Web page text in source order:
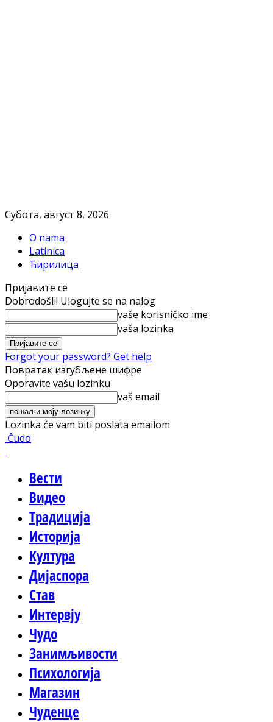
Субота, август 8, 2026
O nama
Latinica
Ћирилица
Пријавите се
Dobrodošli! Ulogujte se na nalog
vaše korisničko ime
vaša lozinka
Forgot your password? Get help
Повратак изгубљене шифре
Oporavite vašu lozinku
vaš email
Lozinka će vam biti poslata emailom
Čudo
Вести
Видео
Традиција
Историја
Култура
Дијаспора
Став
Интервју
Чудо
Занимљивости
Психологија
Магазин
Чуденце